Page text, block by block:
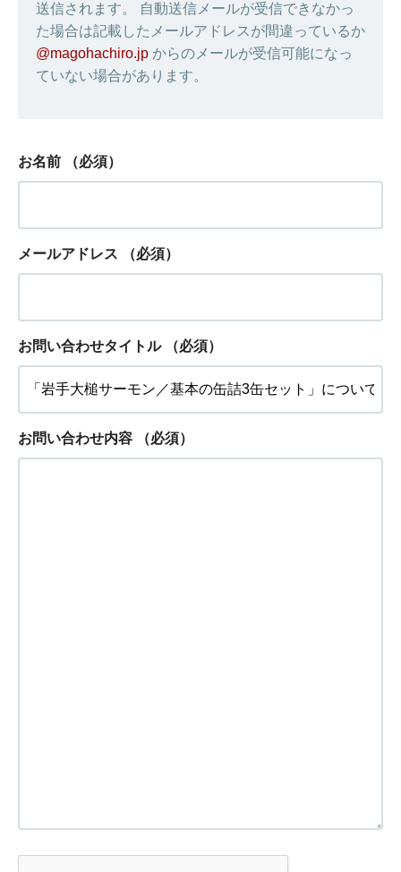
送信されます。 自動送信メールが受信できなかっ
た場合は記載したメールアドレスが間違っているか
@magohachiro.jp からのメールが受信可能になっ
ていない場合があります。
お名前 （必須）
メールアドレス （必須）
お問い合わせタイトル （必須）
お問い合わせ内容 （必須）